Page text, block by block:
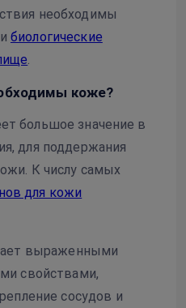
необходимы
биологические
.
коже?
большое значение в
для поддержания
К числу самых
для кожи
выраженными
свойствами,
сосудов и